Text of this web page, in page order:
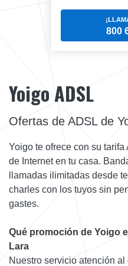
800
Yoigo ADSL
Ofertas de ADSL de
Yoigo te ofrece con su
de Internet en tu casa.
llamadas ilimitadas desde
charles con los tuyos sin
gastes.
Qué promoción de Yoigo
Lara
Nuestro servicio atención